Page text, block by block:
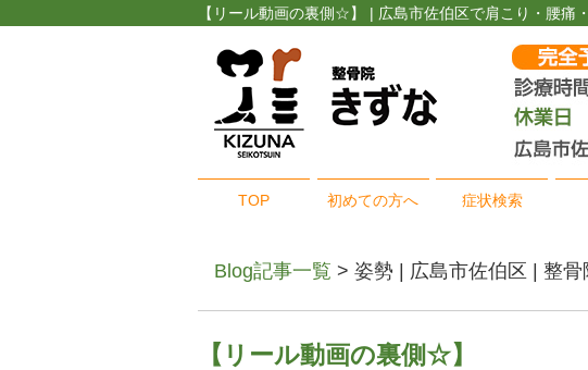
【リール動画の裏側☆】 | 広島市佐伯区で肩こり・腰痛
TOP 初めての方へ 症状検索
Blog記事一覧 > 姿勢 | 広島市佐伯区 | 整
【リール動画の裏側☆】